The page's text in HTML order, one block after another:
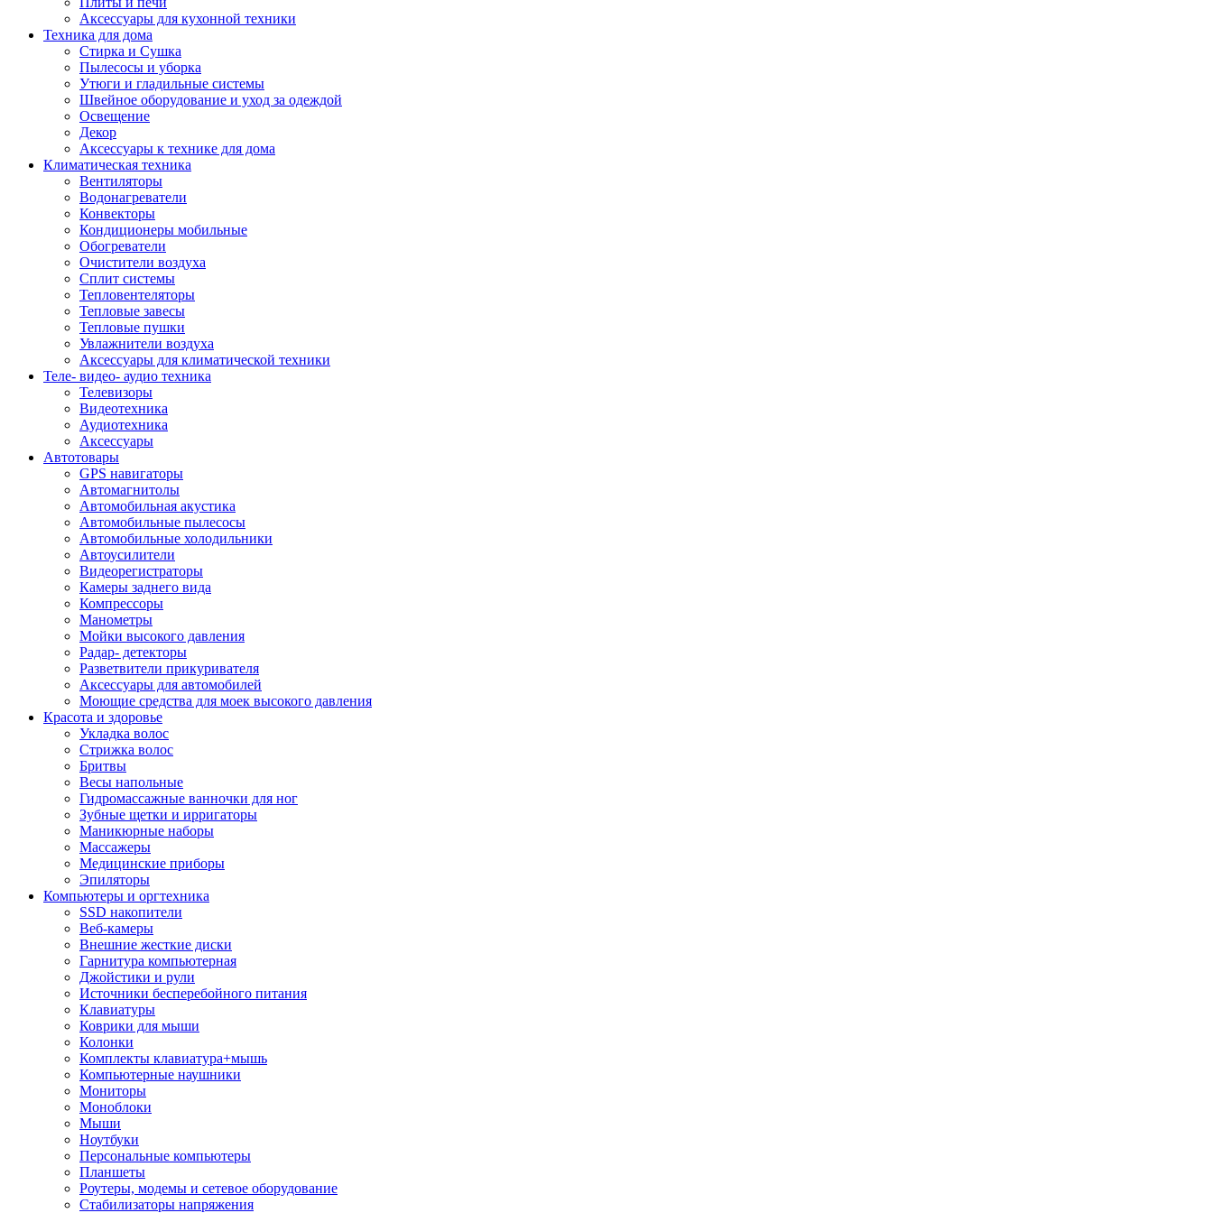
Аксессуары для кухонной техники
Техника для дома
Стирка и Сушка
Пылесосы и уборка
Утюги и гладильные системы
Швейное оборудование и уход за одеждой
Освещение
Декор
Аксессуары к технике для дома
Климатическая техника
Вентиляторы
Водонагреватели
Конвекторы
Кондиционеры мобильные
Обогреватели
Очистители воздуха
Сплит системы
Тепловентеляторы
Тепловые завесы
Тепловые пушки
Увлажнители воздуха
Аксессуары для климатической техники
Теле- видео- аудио техника
Телевизоры
Видеотехника
Аудиотехника
Аксессуары
Автотовары
GPS навигаторы
Автомагнитолы
Автомобильная акустика
Автомобильные пылесосы
Автомобильные холодильники
Автоусилители
Видеорегистраторы
Камеры заднего вида
Компрессоры
Манометры
Мойки высокого давления
Радар- детекторы
Разветвители прикуривателя
Аксессуары для автомобилей
Моющие средства для моек высокого давления
Красота и здоровье
Укладка волос
Стрижка волос
Бритвы
Весы напольные
Гидромассажные ванночки для ног
Зубные щетки и ирригаторы
Маникюрные наборы
Массажеры
Медицинские приборы
Эпиляторы
Компьютеры и оргтехника
SSD накопители
Веб-камеры
Внешние жесткие диски
Гарнитура компьютерная
Джойстики и рули
Источники бесперебойного питания
Клавиатуры
Коврики для мыши
Колонки
Комплекты клавиатура+мышь
Компьютерные наушники
Мониторы
Моноблоки
Мыши
Ноутбуки
Персональные компьютеры
Планшеты
Роутеры, модемы и сетевое оборудование
Стабилизаторы напряжения